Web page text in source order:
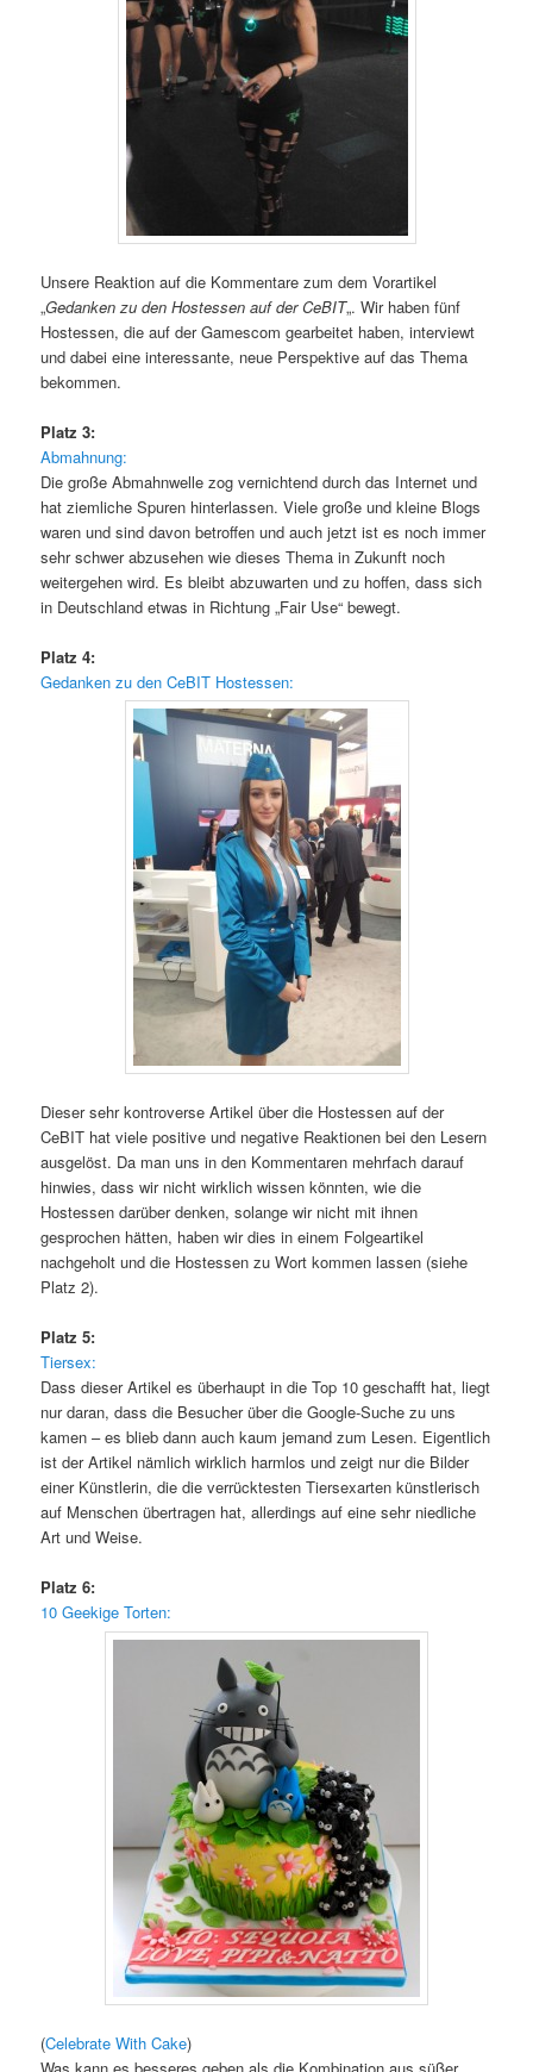
Unsere Reaktion auf die Kommentare zum dem Vorartikel
„Gedanken zu den Hostessen auf der CeBIT„. Wir haben fünf
Hostessen, die auf der Gamescom gearbeitet haben, interviewt
und dabei eine interessante, neue Perspektive auf das Thema
bekommen.
Platz 3:
Abmahnung:
Die große Abmahnwelle zog vernichtend durch das Internet und
hat ziemliche Spuren hinterlassen. Viele große und kleine Blogs
waren und sind davon betroffen und auch jetzt ist es noch immer
sehr schwer abzusehen wie dieses Thema in Zukunft noch
weitergehen wird. Es bleibt abzuwarten und zu hoffen, dass sich
in Deutschland etwas in Richtung „Fair Use“ bewegt.
Platz 4:
Gedanken zu den CeBIT Hostessen:
Dieser sehr kontroverse Artikel über die Hostessen auf der
CeBIT hat viele positive und negative Reaktionen bei den Lesern
ausgelöst. Da man uns in den Kommentaren mehrfach darauf
hinwies, dass wir nicht wirklich wissen könnten, wie die
Hostessen darüber denken, solange wir nicht mit ihnen
gesprochen hätten, haben wir dies in einem Folgeartikel
nachgeholt und die Hostessen zu Wort kommen lassen (siehe
Platz 2).
Platz 5:
Tiersex:
Dass dieser Artikel es überhaupt in die Top 10 geschafft hat, liegt
nur daran, dass die Besucher über die Google-Suche zu uns
kamen – es blieb dann auch kaum jemand zum Lesen. Eigentlich
ist der Artikel nämlich wirklich harmlos und zeigt nur die Bilder
einer Künstlerin, die die verrücktesten Tiersexarten künstlerisch
auf Menschen übertragen hat, allerdings auf eine sehr niedliche
Art und Weise.
Platz 6:
10 Geekige Torten:
(Celebrate With Cake)